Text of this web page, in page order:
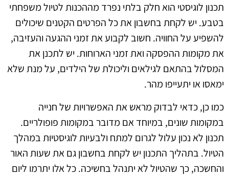
תכנון לוגיסטי הוא חלק בלתי נפרד מההכנות לטיול משפחתי
בטבע. יש לקחת בחשבון את כל הפרטים הקטנים שיכולים
להשפיע על החוויה. חשוב לקבוע את זמני ההגעה והעזיבה,
את מקומות ההפסקה ואת זמני הארוחות. יש לתכנן את
המסלול בהתאם לגילאים וליכולת של הילדים, על מנת שלא
ימאסו או יתעייפו מהר.
כמו כן, כדאי לבדוק מראש את האפשרויות של חנייה
במקומות שונים, במיוחד אם מדובר במקומות פופולריים.
תכנון לא נכון עלול לגרום למתח ולבעיות לוגיסטיות במהלך
הטיול. בתהליך התכנון יש לקחת בחשבון גם את שעות האור
והחשכה, כך שהטיול לא יתנהל בחשיכה. כל אלו יתרמו ליום